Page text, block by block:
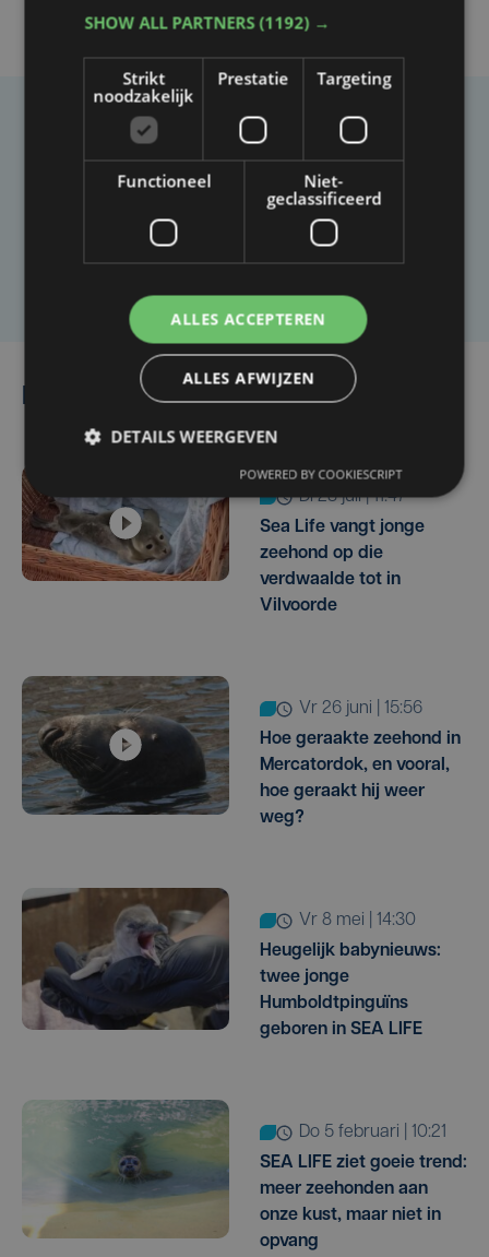
Taalfout opgemerkt?
Heb je een taal- of schrijffout opgemerkt in dit
artikel?
Lees ook
di 28 juli | 11:47
Sea Life vangt jonge
zeehond op die
verdwaalde tot in
Vilvoorde
vr 26 juni | 15:56
Hoe geraakte zeehond in
Mercatordok, en vooral,
hoe geraakt hij weer
weg?
vr 8 mei | 14:30
Heugelijk babynieuws:
twee jonge
Humboldtpinguïns
geboren in SEA LIFE
do 5 februari | 10:21
SEA LIFE ziet goeie trend:
meer zeehonden aan
onze kust, maar niet in
opvang
SHOW ALL PARTNERS(1192) →
Strikt
noodzakelijk
Prestatie Targeting
Functioneel
Niet-
geclassificeerd
ALLES ACCEPTEREN
ALLES AFWIJZEN
DETAILS WEERGEVEN
POWERED BY COOKIESCRIPT